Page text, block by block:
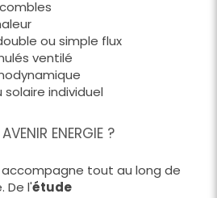
ou simple flux
ventilé
individuel
ENERGIE ?
tout au long de
De l'étude